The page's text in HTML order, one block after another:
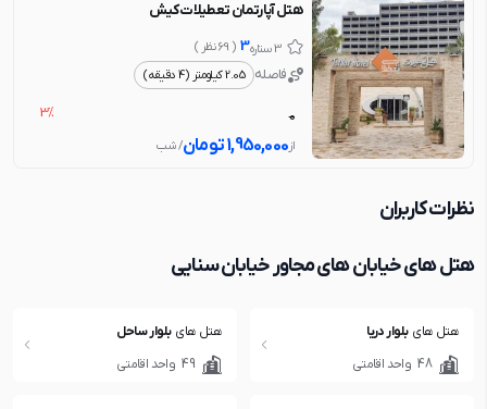
هتل آپارتمان تعطیلات کیش
3 ستاره 3 ( 69 نظر )
فاصله 2.05 کیلومتر (4 دقیقه)
0
3%
از 1,950,000تومان/ شب
نظرات کاربران
هتل های خیابان های مجاور خیابان سنایی
هتل های بلوار دریا
48 واحد اقامتی
هتل های بلوار ساحل
49 واحد اقامتی